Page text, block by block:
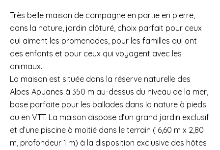
Très belle maison de campagne en partie en pierre,
dans la nature, jardin clôturé, choix parfait pour ceux
qui aiment les promenades, pour les familles qui ont
des enfants et pour ceux qui voyagent avec les
animaux.
La maison est située dans la réserve naturelle des
Alpes Apuanes à 350 m au-dessus du niveau de la mer,
base parfaite pour les ballades dans la nature à pieds
ou en VTT. La maison dispose d’un grand jardin exclusif
et d’une piscine à moitié dans le terrain ( 6,60 m x 2,80
m, profondeur 1 m) à la disposition exclusive des hôtes